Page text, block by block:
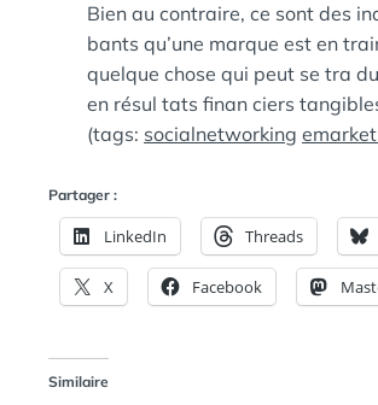
Bien au contraire, ce sont des
bants qu’une marque est en
quelque chose qui peut se tra
en résul tats finan ciers
(tags: socialnetworking
Partager :
LinkedIn Threads
X Facebook
Similaire